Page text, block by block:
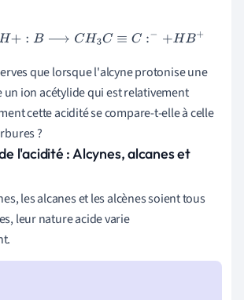
3C≡ C H+: B⟶ CH3C≡C: −+HB+
que lorsque l'alcyne protonise une
un ion acétylide qui est relativement
cette acidité se compare-t-elle à celle
?
l'acidité : Alcynes, alcanes et
les alcanes et les alcènes soient tous
leur nature acide varie